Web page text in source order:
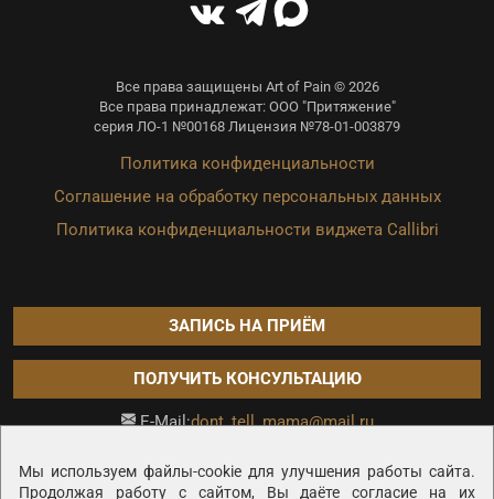
Мы используем файлы-cookie для улучшения работы сайта.
Продолжая работу с сайтом, Вы даёте согласие на их
Все права защищены Art of Pain © 2026
Все права принадлежат: ООО "Притяжение"
серия ЛО-1 №00168 Лицензия №78-01-003879
Политика конфиденциальности
Соглашение на обработку персональных данных
Политика конфиденциальности виджета Callibri
ЗАПИСЬ НА ПРИЁМ
ПОЛУЧИТЬ КОНСУЛЬТАЦИЮ
E-Mail:dont_tell_mama@mail.ru